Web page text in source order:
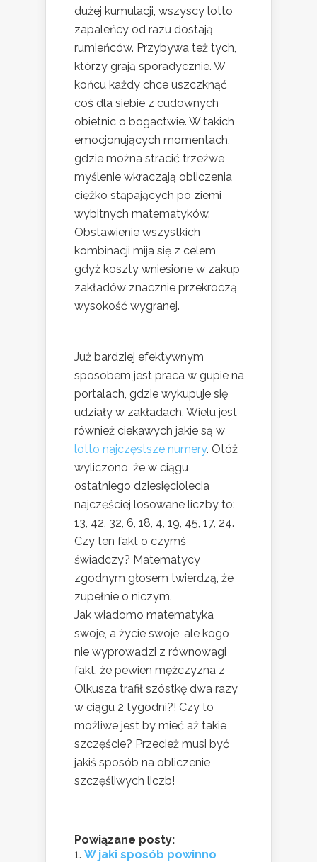
dużej kumulacji, wszyscy lotto
zapaleńcy od razu dostają
rumieńców. Przybywa też tych,
którzy grają sporadycznie. W
końcu każdy chce uszczknąć
coś dla siebie z cudownych
obietnic o bogactwie. W takich
emocjonujących momentach,
gdzie można stracić trzeźwe
myślenie wkraczają obliczenia
ciężko stąpających po ziemi
wybitnych matematyków.
Obstawienie wszystkich
kombinacji mija się z celem,
gdyż koszty wniesione w zakup
zakładów znacznie przekroczą
wysokość wygranej.
Już bardziej efektywnym
sposobem jest praca w gupie na
portalach, gdzie wykupuje się
udziały w zakładach. Wielu jest
również ciekawych jakie są w
lotto najczęstsze numery. Otóż
wyliczono, że w ciągu
ostatniego dziesięciolecia
najczęściej losowane liczby to:
13, 42, 32, 6, 18, 4, 19, 45, 17, 24.
Czy ten fakt o czymś
świadczy? Matematycy
zgodnym głosem twierdzą, że
zupełnie o niczym.
Jak wiadomo matematyka
swoje, a życie swoje, ale kogo
nie wyprowadzi z równowagi
fakt, że pewien mężczyzna z
Olkusza trafił szóstkę dwa razy
w ciągu 2 tygodni?! Czy to
możliwe jest by mieć aż takie
szczęście? Przecież musi być
jakiś sposób na obliczenie
szczęśliwych liczb!
Powiązane posty:
W jaki sposób powinno